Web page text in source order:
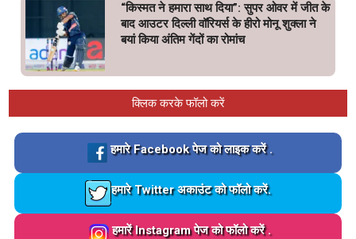
“किस्मत ने हमारा साथ दिया”: सुपर ओवर में जीत के
बाद आउटर दिल्ली वॉरियर्स के हीरो मोनू शुक्ला ने
बयां किया अंतिम गेंदों का रोमांच
क्लिक करके फॉलो करें
Loading…
हमारे Facebook पेज को लाइक करें .
Loading…
हमारे Twitter अकाउंट को फॉलो करें.
Loading…
हमारें Instagram पेज को फॉलो करें .